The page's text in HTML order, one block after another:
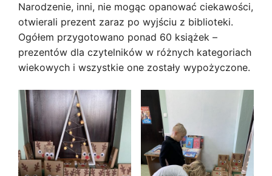
Narodzenie, inni, nie mogąc opanować ciekawości,
otwierali prezent zaraz po wyjściu z biblioteki.
Ogółem przygotowano ponad 60 książek –
prezentów dla czytelników w różnych kategoriach
wiekowych i wszystkie one zostały wypożyczone.